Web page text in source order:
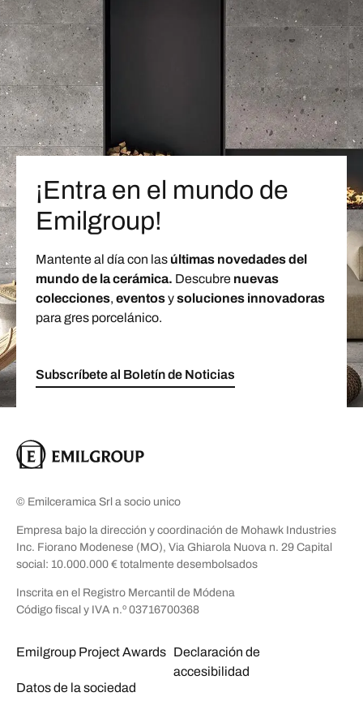
¡Entra en el mundo de
Emilgroup!
Mantente al día con las últimas novedades del
mundo de la cerámica. Descubre nuevas
colecciones, eventosysoluciones innovadoras
para gres porcelánico.
Subscríbete al Boletín de Noticias
© Emilceramica Srl a socio unico
Empresa bajo la dirección y coordinación de Mohawk Industries
Inc. Fiorano Modenese (MO), Via Ghiarola Nuova n. 29 Capital
social: 10.000.000 € totalmente desembolsados
Inscrita en el Registro Mercantil de Módena
Código fiscal y IVA n.º 03716700368
Emilgroup Project Awards
Datos de la sociedad
Declaración de
accesibilidad